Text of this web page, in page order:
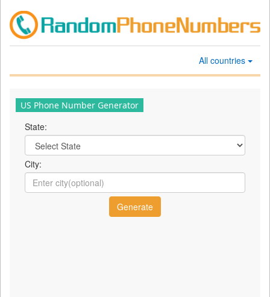
All countries
US Phone Number Generator
State:
City: